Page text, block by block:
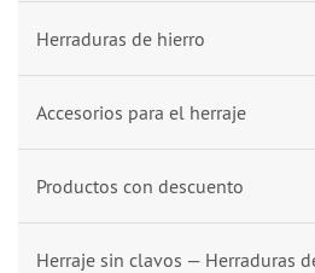
Herraduras de hierro
Accesorios para el herraje
Productos con descuento
Herraje sin clavos — Herraduras